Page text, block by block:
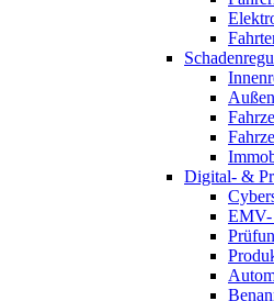
Digital- &
EMV-